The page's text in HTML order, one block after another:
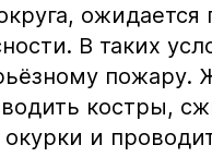
В таких
пожару.
костры,
и